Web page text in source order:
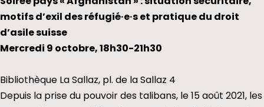
motifs d’exil des réfugié·e·s et pratique du droit
d’asile suisse
Mercredi 9 octobre, 18h30-21h30
Bibliothèque La Sallaz, pl. de la Sallaz 4
Depuis la prise du pouvoir des talibans, le 15 août 2021, les